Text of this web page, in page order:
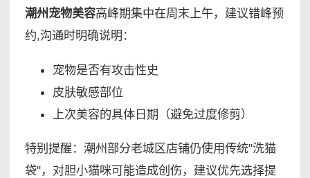
潮州宠物美容高峰期集中在周末上午，建议错峰预
约,沟通时明确说明：
宠物是否有攻击性史
皮肤敏感部位
上次美容的具体日期（避免过度修剪）
特别提醒：潮州部分老城区店铺仍使用传统"洗猫
袋"，对胆小猫咪可能造成创伤，建议优先选择提